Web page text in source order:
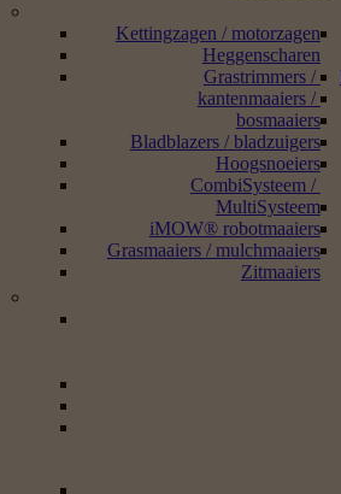
Kettingzagen / motorzagen
Heggenscharen
Grastrimmers /
kantenmaaiers /
bosmaaiers
Bladblazers / bladzuigers
Hoogsnoeiers
CombiSysteem /
MultiSysteem
iMOW® robotmaaiers
Grasmaaiers / mulchmaaiers
Zitmaaiers